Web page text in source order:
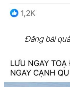
Đăng bài